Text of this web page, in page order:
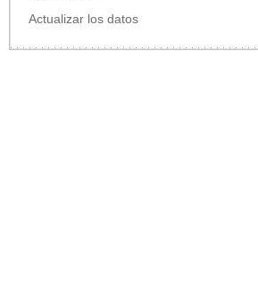
Actualizar los datos